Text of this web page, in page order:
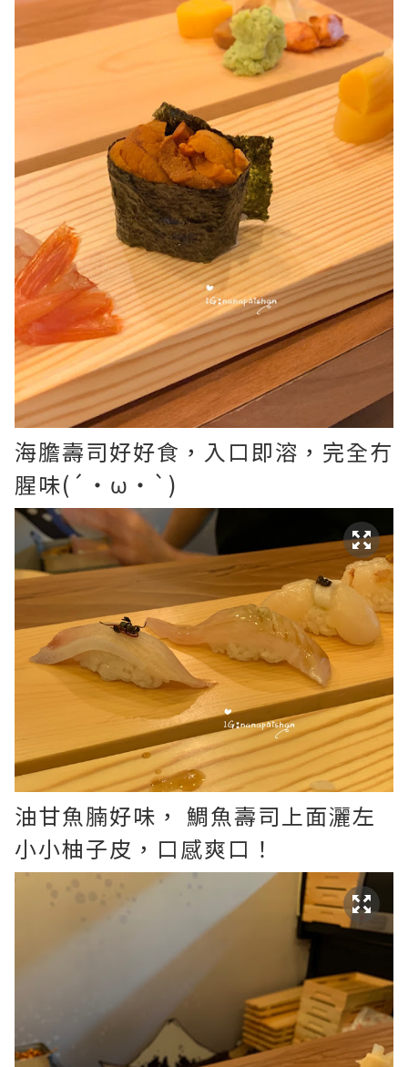
海膽壽司好好食，入口即溶，完全冇
腥味(´・ω・`)
油甘魚腩好味， 鯛魚壽司上面灑左
小小柚子皮，口感爽口！